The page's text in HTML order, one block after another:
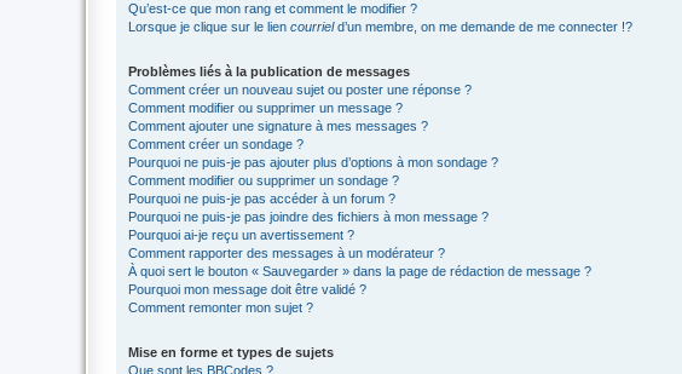
Qu’est-ce que mon rang et comment le modifier ?
Lorsque je clique sur le lien courrield’un membre, on me demande de me connecter !?
Problèmes liés à la publication de messages
Comment créer un nouveau sujet ou poster une réponse ?
Comment modifier ou supprimer un message ?
Comment ajouter une signature à mes messages ?
Comment créer un sondage ?
Pourquoi ne puis-je pas ajouter plus d’options à mon sondage ?
Comment modifier ou supprimer un sondage ?
Pourquoi ne puis-je pas accéder à un forum ?
Pourquoi ne puis-je pas joindre des fichiers à mon message ?
Pourquoi ai-je reçu un avertissement ?
Comment rapporter des messages à un modérateur ?
À quoi sert le bouton « Sauvegarder » dans la page de rédaction de message ?
Pourquoi mon message doit être validé ?
Comment remonter mon sujet ?
Mise en forme et types de sujets
Que sont les BBCodes ?